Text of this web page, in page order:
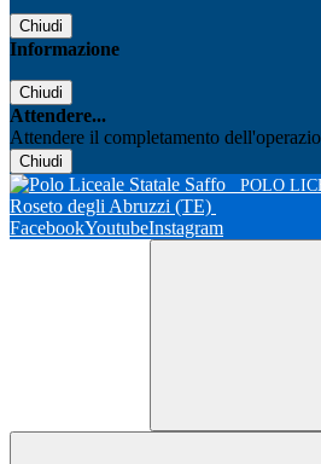
Chiudi
Informazione
Chiudi
Attendere...
Attendere il completamento
Chiudi
POLO
Roseto degli Abruzzi (TE)
FacebookYoutubeInstagram